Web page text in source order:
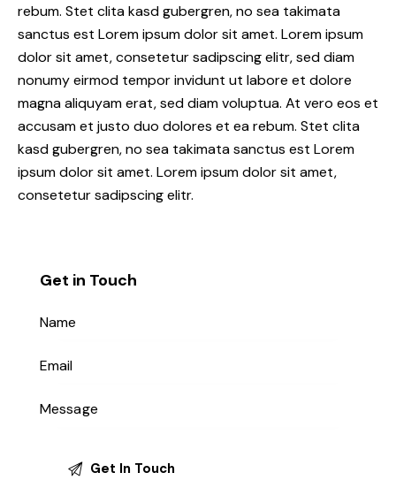
rebum. Stet clita kasd gubergren, no sea takimata
sanctus est Lorem ipsum dolor sit amet. Lorem ipsum
dolor sit amet, consetetur sadipscing elitr, sed diam
nonumy eirmod tempor invidunt ut labore et dolore
magna aliquyam erat, sed diam voluptua. At vero eos et
accusam et justo duo dolores et ea rebum. Stet clita
kasd gubergren, no sea takimata sanctus est Lorem
ipsum dolor sit amet. Lorem ipsum dolor sit amet,
consetetur sadipscing elitr.
Get in Touch